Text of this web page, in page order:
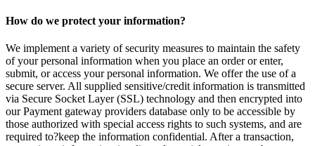
How do we protect your information?
We implement a variety of security measures to maintain the safety
of your personal information when you place an order or enter,
submit, or access your personal information. We offer the use of a
secure server. All supplied sensitive/credit information is transmitted
via Secure Socket Layer (SSL) technology and then encrypted into
our Payment gateway providers database only to be accessible by
those authorized with special access rights to such systems, and are
required to?keep the information confidential. After a transaction,